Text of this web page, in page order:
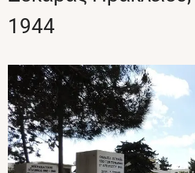
1944
Image